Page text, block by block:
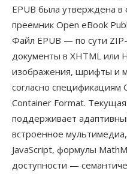
EPUB была утверждена в
преемник Open eBook
Файл EPUB — по сути
документы в XHTML или
изображения, шрифты и
согласно спецификациям
Container Format.
поддерживает
встроенное
JavaScript, формулы
доступности —